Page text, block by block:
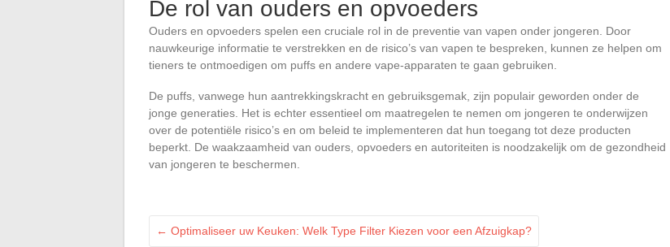
De rol van ouders en opvoeders
Ouders en opvoeders spelen een cruciale rol in de preventie van vapen onder jongeren. Door
nauwkeurige informatie te verstrekken en de risico’s van vapen te bespreken, kunnen ze helpen om
tieners te ontmoedigen om puffs en andere vape-apparaten te gaan gebruiken.
De puffs, vanwege hun aantrekkingskracht en gebruiksgemak, zijn populair geworden onder de
jonge generaties. Het is echter essentieel om maatregelen te nemen om jongeren te onderwijzen
over de potentiële risico’s en om beleid te implementeren dat hun toegang tot deze producten
beperkt. De waakzaamheid van ouders, opvoeders en autoriteiten is noodzakelijk om de gezondheid
van jongeren te beschermen.
← Optimaliseer uw Keuken: Welk Type Filter Kiezen voor een Afzuigkap?